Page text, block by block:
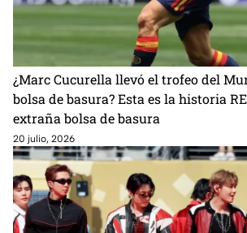
¿Marc Cucurella llevó el trofeo del
bolsa de basura? Esta es la historia
extraña bolsa de basura
20 julio, 2026